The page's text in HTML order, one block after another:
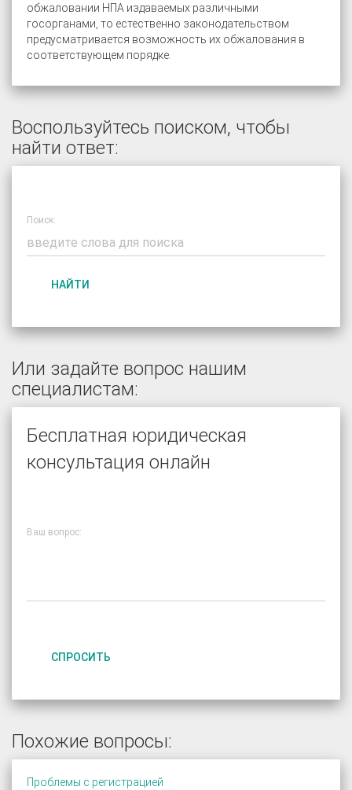
обжаловании НПА издаваемых различными
госорганами, то естественно законодательством
предусматривается возможность их обжалования в
соответствующем порядке.
Воспользуйтесь поиском, чтобы
найти ответ:
Поиск:
НАЙТИ
Или задайте вопрос нашим
специалистам:
Бесплатная юридическая
консультация онлайн
Ваш вопрос:
СПРОСИТЬ
Похожие вопросы:
Проблемы с регистрацией